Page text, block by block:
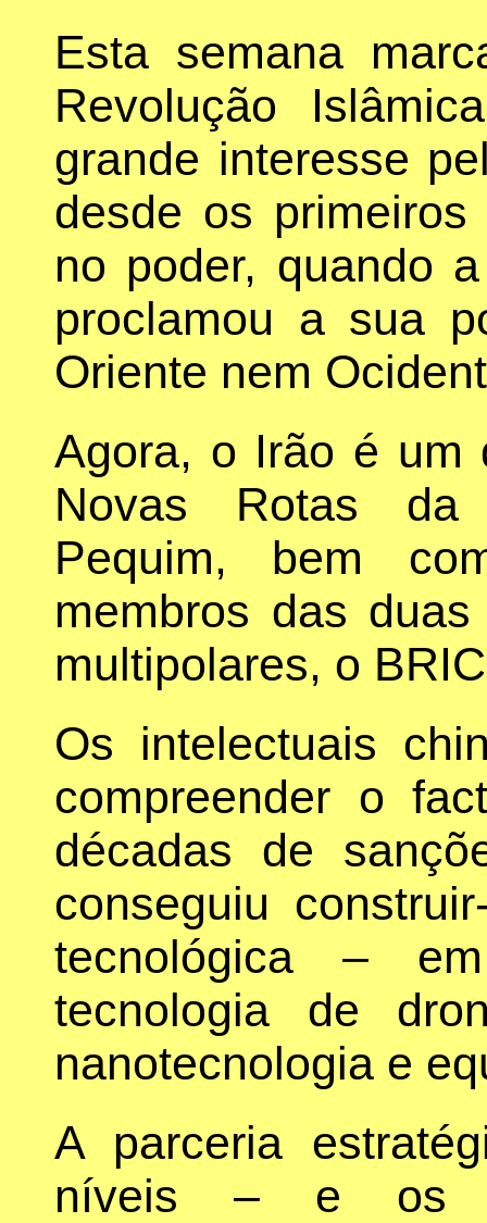
Esta semana
Revolução
grande interesse
desde os
no poder, quando
proclamou a sua
Oriente nem
Agora, o Irão é um
Novas Rotas da
Pequim, bem
membros das
multipolares, o
Os intelectuais
compreender o
décadas de
conseguiu
tecnológica –
tecnologia de
nanotecnologia e
A parceria
níveis – e os